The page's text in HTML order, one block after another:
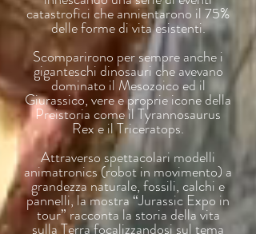
catastrofici che annientarono il 75%
delle forme di vita esistenti.
Scomparirono per sempre anche i
giganteschi dinosauri che avevano
dominato il Mesozoico ed il
Giurassico, vere e proprie icone della
Preistoria come il Tyrannosaurus
Rex e il Triceratops.
Attraverso spettacolari modelli
animatronics (robot in movimento) a
grandezza naturale, fossili, calchi e
pannelli, la mostra “Jurassic Expo in
tour” racconta la storia della vita
sulla Terra focalizzandosi sul tema